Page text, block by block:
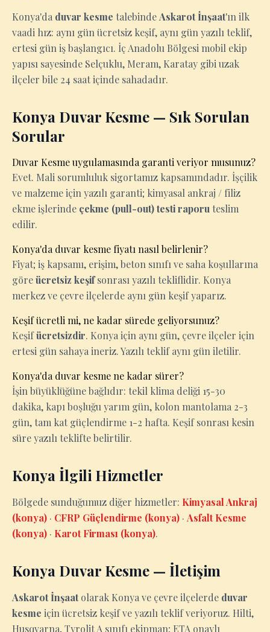
Konya'da duvar kesme talebindeAskarot İnşaat'ın ilk
vaadi hız: aynı gün ücretsiz keşif, aynı gün yazılı teklif,
ertesi gün iş başlangıcı. İç Anadolu Bölgesi mobil ekip
yapısı sayesinde Selçuklu, Meram, Karatay gibi uzak
ilçeler bile 24 saat içinde sahadadır.
Konya Duvar Kesme — Sık Sorulan
Sorular
Duvar Kesme uygulamasında garanti veriyor musunuz?
Evet. Mali sorumluluk sigortamız kapsamındadır. İşçilik
ve malzeme için yazılı garanti; kimyasal ankraj / filiz
ekme işlerinde çekme (pull-out) testi raporu teslim
edilir.
Konya'da duvar kesme fiyatı nasıl belirlenir?
Fiyat; iş kapsamı, erişim, beton sınıfı ve saha koşullarına
göreücretsiz keşifsonrası yazılı tekliflidir. Konya
merkez ve çevre ilçelerde aynı gün keşif yaparız.
Keşif ücretli mi, ne kadar sürede geliyorsunuz?
Keşifücretsizdir. Konya için aynı gün, çevre ilçeler için
ertesi gün sahaya ineriz. Yazılı teklif aynı gün iletilir.
Konya'da duvar kesme ne kadar sürer?
İşin büyüklüğüne bağlıdır: tekil klima deliği 15-30
dakika, kapı boşluğu yarım gün, kolon mantolama 2-3
gün, tam kat güçlendirme 1-2 hafta. Keşif sonrası kesin
süre yazılı teklifte belirtilir.
Konya İlgili Hizmetler
Bölgede sunduğumuz diğer hizmetler: Kimyasal Ankraj
(konya) · CFRP Güçlendirme (konya) · Asfalt Kesme
(konya) · Karot Firması (konya).
Konya Duvar Kesme — İletişim
Askarot İnşaatolarak Konya ve çevre ilçelerde duvar
kesme için ücretsiz keşif ve yazılı teklif veriyoruz. Hilti,
Husqvarna, Tyrolit A sınıfı ekipman; ETA onaylı